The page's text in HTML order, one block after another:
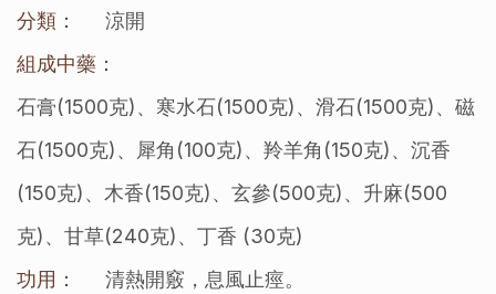
分類：
涼開
組成中藥：
石膏(1500克)、寒水石(1500克)、滑石(1500克)、磁
石(1500克)、犀角(100克)、羚羊角(150克)、沉香
(150克)、木香(150克)、玄參(500克)、升麻(500
克)、甘草(240克)、丁香 (30克)
功用：
清熱開竅，息風止痙。